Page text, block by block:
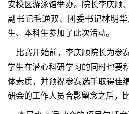
安校区游泳馆举办。院长李庆顺
副书记毛通双、团委书记林明
生、本科生参加了此次活动。
比赛开始前，李庆顺院长为参
学生在潜心科研学习的同时也要
体素质，并预祝参赛选手取得佳
研会的工作人员合影留念之后，